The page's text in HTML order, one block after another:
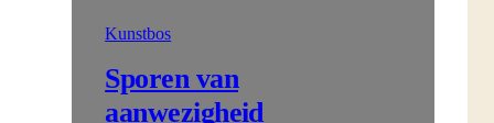
Kunstbos
Sporen van
aanwezigheid